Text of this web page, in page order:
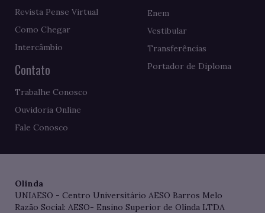
Revista Pense Virtual
Como Chegar
Intercâmbio
Contato
Trabalhe Conosco
Ouvidoria Online
Fale Conosco
Enem
Vestibular
Transferências
Portador de Diploma
Olinda
UNIAESO - Centro Universitário AESO Barros Melo
Razão Social: AESO- Ensino Superior de Olinda LTDA